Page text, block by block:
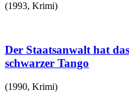
(1993, Krimi)
Der Staatsanwalt hat
schwarzer Tango
(1990, Krimi)